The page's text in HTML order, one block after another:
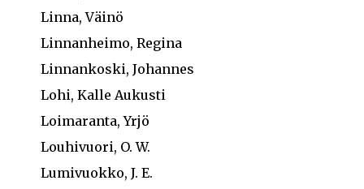
Linna, Väinö
Linnanheimo, Regina
Linnankoski, Johannes
Lohi, Kalle Aukusti
Loimaranta, Yrjö
Louhivuori, O. W.
Lumivuokko, J. E.